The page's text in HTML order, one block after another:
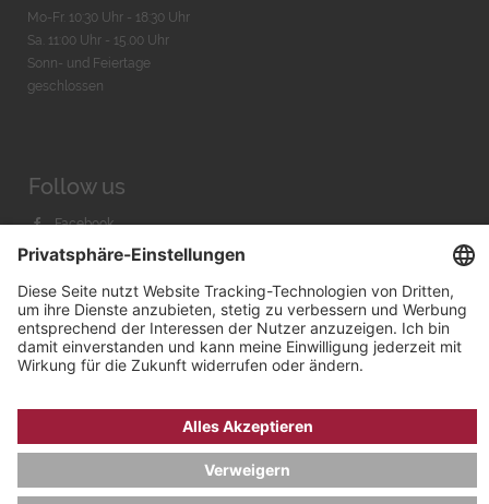
Mo-Fr. 10:30 Uhr - 18:30 Uhr
Sa. 11:00 Uhr - 15.00 Uhr
Sonn- und Feiertage
geschlossen
Follow us
Facebook
Instagram
Youtube
Bachmann & Scher GmbH / Watchandco GmbH
DATENSCHUTZ IMPRESSUM
VERSANDKOSTEN